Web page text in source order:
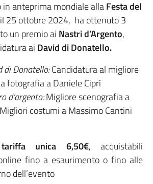
in anteprima mondiale allaFesta del
il 25 ottobre 2024, ha ottenuto 3
un premio ai Nastri d’Argento,
ai David di Donatello.
Donatello:Candidatura al migliore
fotografia a Daniele Ciprì
d’argento:Migliore scenografia a
costumi a Massimo Cantini
tariffa unica 6,50€, acquistabili
fino a esaurimento o fino alle
dell’evento